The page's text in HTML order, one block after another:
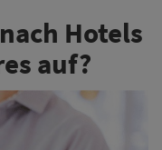
Hotels
auf?